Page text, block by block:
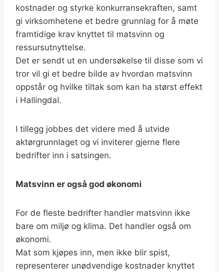
kostnader og styrke konkurransekraften, samt
gi virksomhetene et bedre grunnlag for å møte
framtidige krav knyttet til matsvinn og
ressursutnyttelse.
Det er sendt ut en undersøkelse til disse som vi
tror vil gi et bedre bilde av hvordan matsvinn
oppstår og hvilke tiltak som kan ha størst effekt
i Hallingdal.
I tillegg jobbes det videre med å utvide
aktørgrunnlaget og vi inviterer gjerne flere
bedrifter inn i satsingen.
Matsvinn er også god økonomi
For de fleste bedrifter handler matsvinn ikke
bare om miljø og klima. Det handler også om
økonomi.
Mat som kjøpes inn, men ikke blir spist,
representerer unødvendige kostnader knyttet